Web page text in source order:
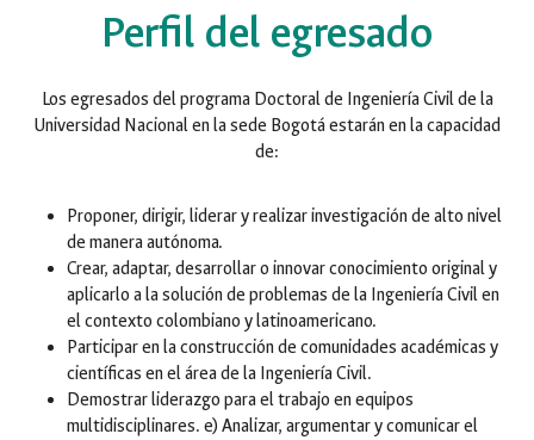
Perfil del egresado
Los egresados del programa Doctoral de Ingeniería Civil de la
Universidad Nacional en la sede Bogotá estarán en la capacidad
de:
Proponer, dirigir, liderar y realizar investigación de alto nivel
de manera autónoma.
Crear, adaptar, desarrollar o innovar conocimiento original y
aplicarlo a la solución de problemas de la Ingeniería Civil en
el contexto colombiano y latinoamericano.
Participar en la construcción de comunidades académicas y
científicas en el área de la Ingeniería Civil.
Demostrar liderazgo para el trabajo en equipos
multidisciplinares. e) Analizar, argumentar y comunicar el